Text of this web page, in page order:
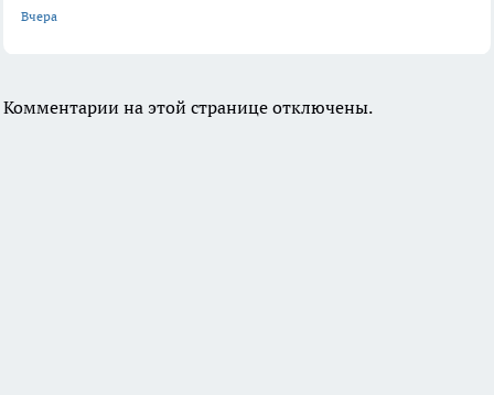
Вчера
Комментарии на этой странице отключены.